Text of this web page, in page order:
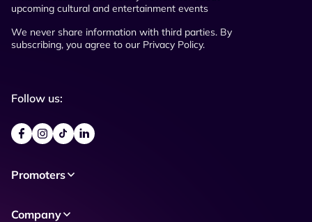
upcoming cultural and entertainment events
We never share information with third parties. By
subscribing, you agree to our Privacy Policy.
Follow us:
Promoters
Company